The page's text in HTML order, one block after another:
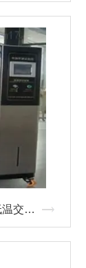
HT/GDWJ-225可编程高低温交变试验箱